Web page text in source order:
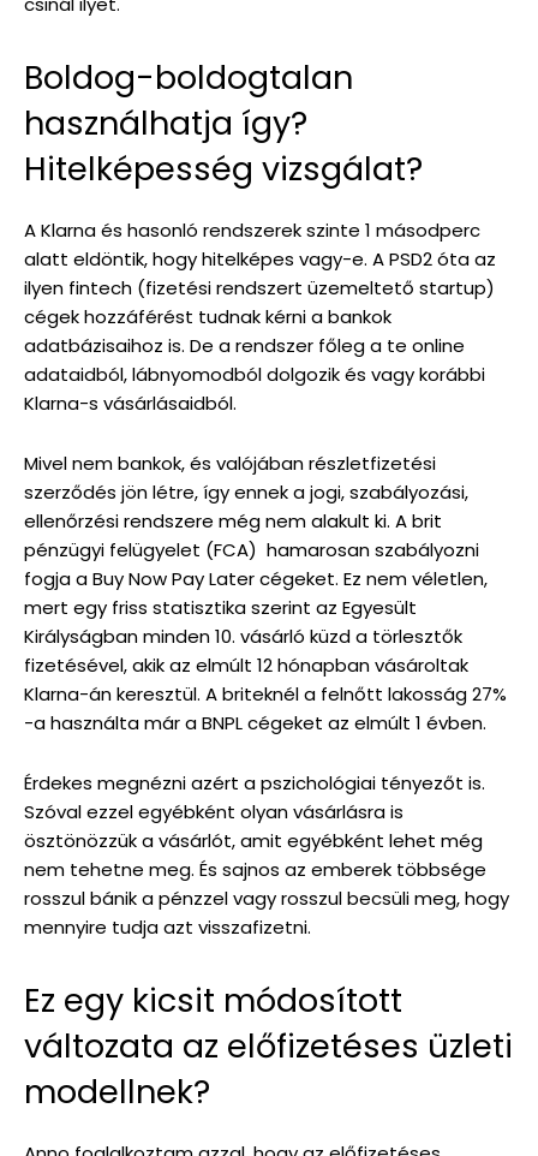
Boldog-boldogtalan
használhatja így?
Hitelképesség vizsgálat?
A Klarna és hasonló rendszerek szinte 1 másodperc
alatt eldöntik, hogy hitelképes vagy-e. A PSD2 óta az
ilyen fintech (fizetési rendszert üzemeltető startup)
cégek hozzáférést tudnak kérni a bankok
adatbázisaihoz is. De a rendszer főleg a te online
adataidból, lábnyomodból dolgozik és vagy korábbi
Klarna-s vásárlásaidból.
Mivel nem bankok, és valójában részletfizetési
szerződés jön létre, így ennek a jogi, szabályozási,
ellenőrzési rendszere még nem alakult ki. A brit
pénzügyi felügyelet (FCA) hamarosan szabályozni
fogja a Buy Now Pay Later cégeket. Ez nem véletlen,
mert egy friss statisztika szerint az Egyesült
Királyságban minden 10. vásárló küzd a törlesztők
fizetésével, akik az elmúlt 12 hónapban vásároltak
Klarna-án keresztül. A briteknél a felnőtt lakosság 27%
-a használta már a BNPL cégeket az elmúlt 1 évben.
Érdekes megnézni azért a pszichológiai tényezőt is.
Szóval ezzel egyébként olyan vásárlásra is
ösztönözzük a vásárlót, amit egyébként lehet még
nem tehetne meg. És sajnos az emberek többsége
rosszul bánik a pénzzel vagy rosszul becsüli meg, hogy
mennyire tudja azt visszafizetni.
Ez egy kicsit módosított
változata az előfizetéses üzleti
modellnek?